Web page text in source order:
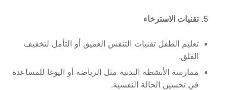
تقنيات الاسترخاء
تعليم الطفل تقنيات التنفس العميق أو التأمل لتخفيف
القلق.
ممارسة الأنشطة البدنية مثل الرياضة أو اليوغا للمساعدة
في تحسين الحالة النفسية.